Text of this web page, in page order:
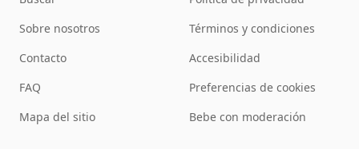
Sobre nosotros
Contacto
FAQ
Mapa del sitio
Términos y condiciones
Accesibilidad
Preferencias de cookies
Bebe con moderación